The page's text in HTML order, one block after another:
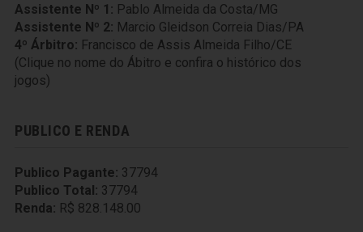
Assistente Nº 1: Pablo Almeida da Costa/MG
Assistente Nº 2: Marcio Gleidson Correia Dias/PA
4º Árbitro: Francisco de Assis Almeida Filho/CE
(Clique no nome do Ábitro e confira o histórico dos
jogos)
PUBLICO E RENDA
Publico Pagante: 37794
Publico Total: 37794
Renda: R$ 828.148.00